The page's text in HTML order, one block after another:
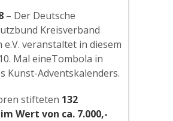
– Der Deutsche
Kreisverband
e.V. veranstaltet in diesem
Mal eineTombola in
Kunst-Adventskalenders.
stifteten 132
Wert von ca. 7.000,-